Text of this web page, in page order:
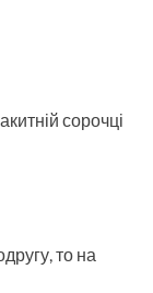
сорочці
то на